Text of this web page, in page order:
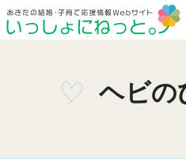
ヘビの